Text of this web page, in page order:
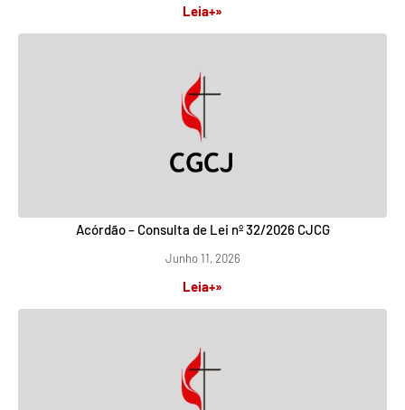
Leia+»
Acórdão – Consulta de Lei nº 32/2026 CJCG
Junho 11, 2026
Leia+»